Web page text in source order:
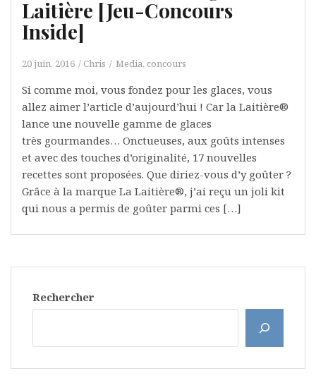
Laitière [Jeu-Concours
Inside]
20 juin, 2016 Chris Media, concours
Si comme moi, vous fondez pour les glaces, vous
allez aimer l’article d’aujourd’hui ! Car la Laitière®
lance une nouvelle gamme de glaces
très gourmandes… Onctueuses, aux goûts intenses
et avec des touches d’originalité, 17 nouvelles
recettes sont proposées. Que diriez-vous d’y goûter ?
Grâce à la marque La Laitière®, j’ai reçu un joli kit
qui nous a permis de goûter parmi ces […]
Rechercher